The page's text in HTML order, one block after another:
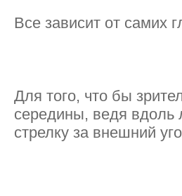
Все зависит от самих
Для того, что бы
середины, ведя вдоль
стрелку за внешний